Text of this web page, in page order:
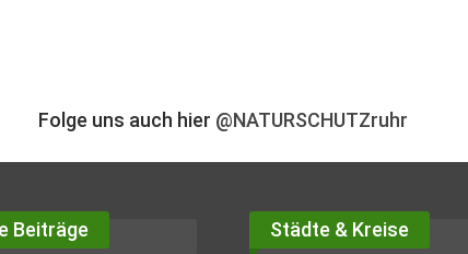
Folge uns auch hier @NATURSCHUTZruhr
Beiträge Städte & Kreise